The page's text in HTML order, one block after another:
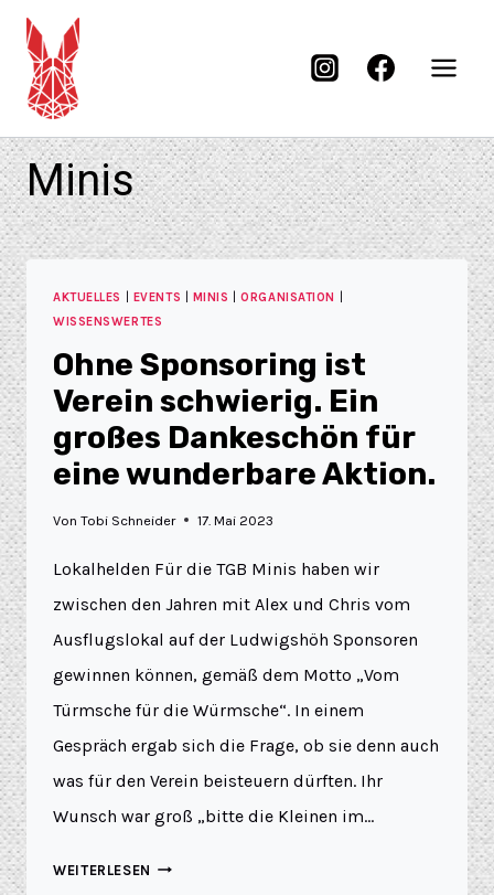
Minis
AKTUELLES EVENTS MINIS |ORGANISATION
WISSENSWERTES
Ohne Sponsoring ist
Verein schwierig. Ein
großes Dankeschön für
eine wunderbare Aktion.
Von Tobi Schneider 17. Mai 2023
Lokalhelden Für die TGB Minis haben wir
zwischen den Jahren mit Alex und Chris vom
Ausflugslokal auf der Ludwigshöh Sponsoren
gewinnen können, gemäß dem Motto „Vom
Türmsche für die Würmsche“. In einem
Gespräch ergab sich die Frage, ob sie denn auch
was für den Verein beisteuern dürften. Ihr
Wunsch war groß „bitte die Kleinen im…
WEITERLESEN